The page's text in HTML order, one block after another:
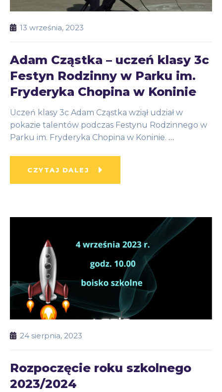
13 września, 2023
Adam Cząstka – uczeń klasy 3c
Festyn Rodzinny w Parku im.
Fryderyka Chopina w Koninie
Uczeń klasy 3c Adam Cząstka wziął udział w
pokazie talentów podczas Festynu Rodzinnego w
Parku im. Fryderyka Chopina w Koninie. …
CZYTAJ DALEJ
24 sierpnia, 2023
Rozpoczęcie roku szkolnego
2023/2024